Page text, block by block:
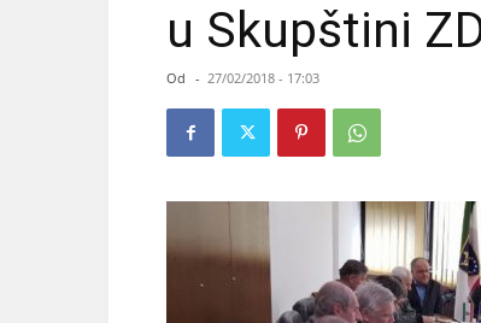
u Skupštini
Od - 27/02/2018 - 17:03